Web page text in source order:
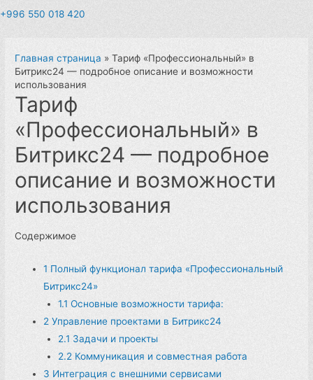
+996 550 018 420
Главная страница »Тариф «Профессиональный» в
Битрикс24 — подробное описание и возможности
использования
Тариф
«Профессиональный» в
Битрикс24 — подробное
описание и возможности
использования
Содержимое
1 Полный функционал тарифа «Профессиональный
Битрикс24»
1.1 Основные возможности тарифа:
2 Управление проектами в Битрикс24
2.1 Задачи и проекты
2.2 Коммуникация и совместная работа
3 Интеграция с внешними сервисами